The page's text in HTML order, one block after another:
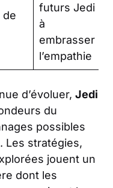
de
futurs Jedi
à
embrasser
l’empathie
d’évoluer, Jedi
du
possibles
. Les stratégies,
jouent un
dont les